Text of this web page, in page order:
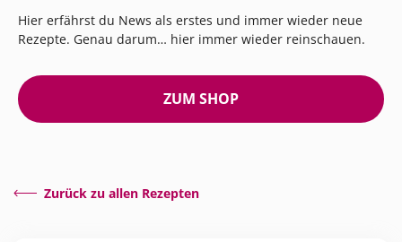
Hier erfährst du News als erstes und immer wieder neue
Rezepte. Genau darum… hier immer wieder reinschauen.
ZUM SHOP
Zurück zu allen Rezepten